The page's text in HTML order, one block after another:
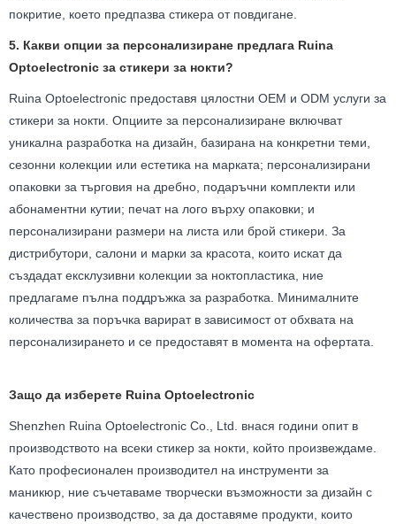
покритие, което предпазва стикера от повдигане.
5. Какви опции за персонализиране предлага Ruina
Optoelectronic за стикери за нокти?
Ruina Optoelectronic предоставя цялостни OEM и ODM услуги за
стикери за нокти. Опциите за персонализиране включват
уникална разработка на дизайн, базирана на конкретни теми,
сезонни колекции или естетика на марката; персонализирани
опаковки за търговия на дребно, подаръчни комплекти или
абонаментни кутии; печат на лого върху опаковки; и
персонализирани размери на листа или брой стикери. За
дистрибутори, салони и марки за красота, които искат да
създадат ексклузивни колекции за ноктопластика, ние
предлагаме пълна поддръжка за разработка. Минималните
количества за поръчка варират в зависимост от обхвата на
персонализирането и се предоставят в момента на офертата.
Защо да изберете Ruina Optoelectronic
Shenzhen Ruina Optoelectronic Co., Ltd. внася години опит в
производството на всеки стикер за нокти, който произвеждаме.
Като професионален производител на инструменти за
маникюр, ние съчетаваме творчески възможности за дизайн с
качествено производство, за да доставяме продукти, които